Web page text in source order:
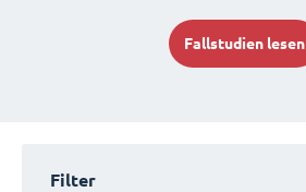
Fallstudien lesen
Filter